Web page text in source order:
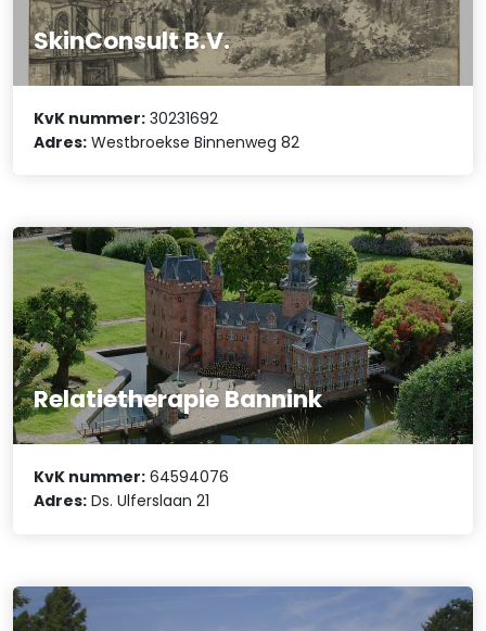
SkinConsult B.V.
KvK nummer: 30231692
Adres: Westbroekse Binnenweg 82
Relatietherapie Bannink
KvK nummer: 64594076
Adres: Ds. Ulferslaan 21